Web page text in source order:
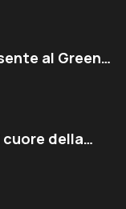
al Green…
della…